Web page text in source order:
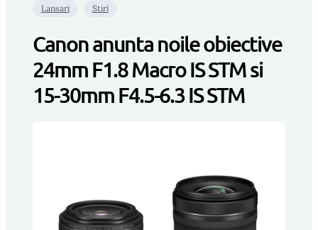
Lansari Stiri
Canon anunta noile obiective
24mm F1.8 Macro IS STM si
15-30mm F4.5-6.3 IS STM